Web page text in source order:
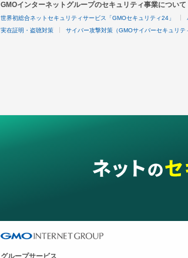
GMOインターネットグループのセキュリティ事業について
世界初総合ネットセキュリティサービス「GMOセキュリティ24」
実在証明・盗聴対策 サイバー攻撃対策（GMOサイバーセキュリテ
グループサービス